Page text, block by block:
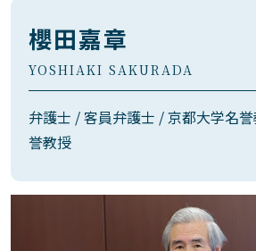
櫻田嘉章
YOSHIAKI SAKURADA
弁護士 / 客員弁護士 / 京都大学名
誉教授